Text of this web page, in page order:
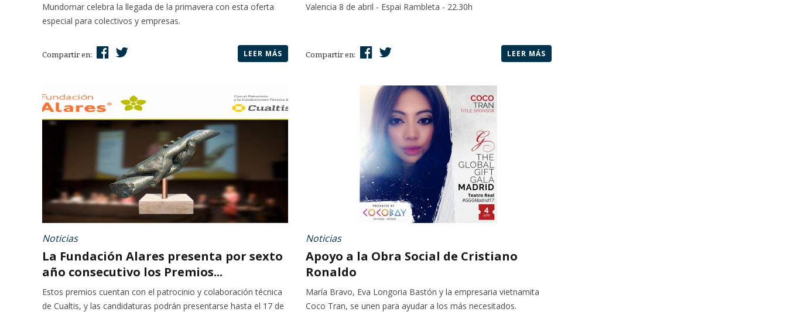
Mundomar celebra la llegada de la primavera con esta oferta
especial para colectivos y empresas.
Compartir en: LEER MÁS
Valencia 8 de abril - Espai Rambleta - 22.30h
Compartir en: LEER MÁS
Noticias
La Fundación Alares presenta por sexto
año consecutivo los Premios...
Estos premios cuentan con el patrocinio y colaboración técnica
de Cualtis, y las candidaturas podrán presentarse hasta el 17 de
Noticias
Apoyo a la Obra Social de Cristiano
Ronaldo
María Bravo, Eva Longoria Bastón y la empresaria vietnamita
Coco Tran, se unen para ayudar a los más necesitados.